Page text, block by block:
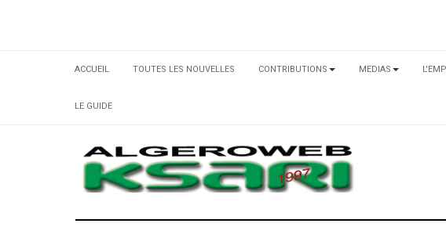
ACCUEIL TOUTES LES NOUVELLES CONTRIBUTIONS MEDIAS
LE GUIDE